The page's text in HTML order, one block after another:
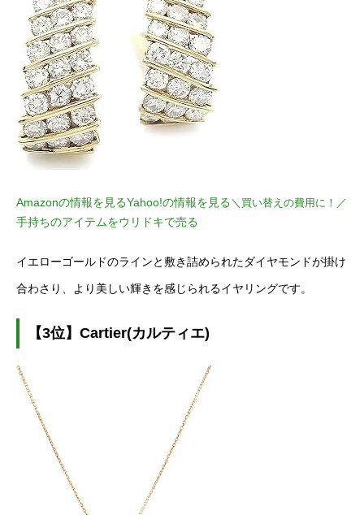
Amazonの情報を見るYahoo!の情報を見る ＼買い替えの費用に！／
手持ちのアイテムをウリドキで売る
イエローゴールドのラインと敷き詰められたダイヤモンドが掛け
合わさり、より美しい輝きを感じられるイヤリングです。
【3位】Cartier(カルティエ)